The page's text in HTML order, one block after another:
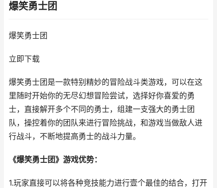
爆笑勇士团
爆笑勇士团
立即下载
爆笑勇士团是一款特别精妙的冒险战斗类游戏，可以在这
里随时开始你的无尽幻想冒险尝试，选择好你喜爱的勇
士，直接解开多个不同的勇士，组建一支强大的勇士团
队，操控着你的团队来进行冒险挑战，和游戏当做敌人进
行战斗，不断地提高勇士的战斗力量。
《爆笑勇士团》游戏优势：
1.玩家直接可以将各种竞技能力进行壹个最佳的结合，打开